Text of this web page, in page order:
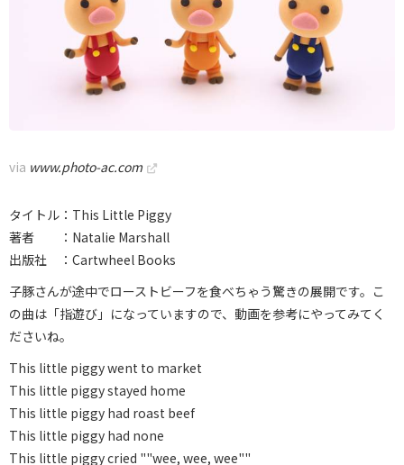
via www.photo-ac.com
タイトル：This Little Piggy
著者 ：Natalie Marshall
出版社 ：Cartwheel Books
子豚さんが途中でローストビーフを食べちゃう驚きの展開です。こ
の曲は「指遊び」になっていますので、動画を参考にやってみてく
ださいね。
This little piggy went to market
This little piggy stayed home
This little piggy had roast beef
This little piggy had none
This little piggy cried ""wee, wee, wee""